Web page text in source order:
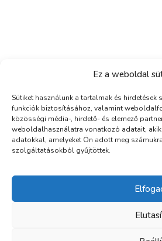
Ez a weboldal
Sütiket használunk a tartalmak és
funkciók biztosításához, valamint
közösségi média-, hirdető- és elemező
weboldalhasználatra vonatkozó adatait,
adatokkal, amelyeket Ön adott meg
szolgáltatásokból gyűjtöttek.